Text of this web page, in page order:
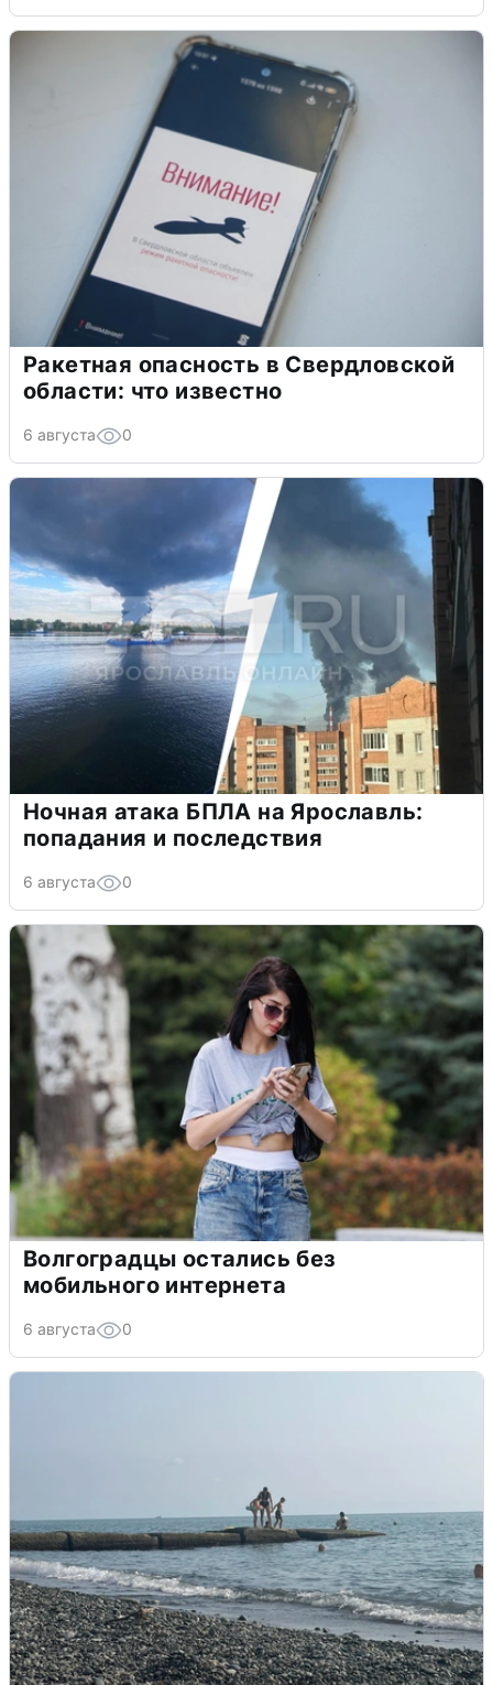
Ракетная опасность в Свердловской
области: что известно
6 августа 0
Ночная атака БПЛА на Ярославль:
попадания и последствия
6 августа 0
Волгоградцы остались без
мобильного интернета
6 августа 0